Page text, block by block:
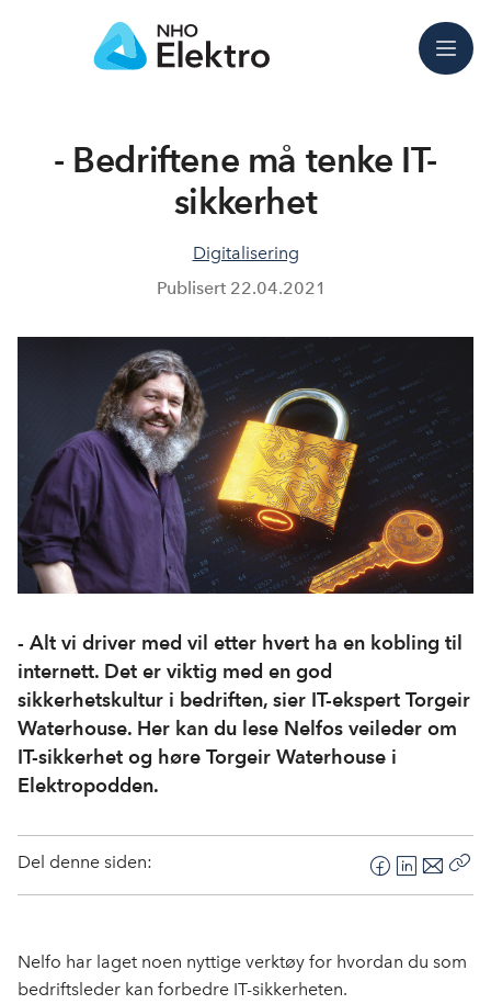
Meny
- Bedriftene må tenke IT-
sikkerhet
Digitalisering
Publisert 22.04.2021
- Alt vi driver med vil etter hvert ha en kobling til
internett. Det er viktig med en god
sikkerhetskultur i bedriften, sier IT-ekspert Torgeir
Waterhouse. Her kan du lese Nelfos veileder om
IT-sikkerhet og høre Torgeir Waterhouse i
Elektropodden.
Del denne siden:
F
a
e
L
i
k
E
-
o
Nelfo har laget noen nyttige verktøy for hvordan du som
bedriftsleder kan forbedre IT-sikkerheten.